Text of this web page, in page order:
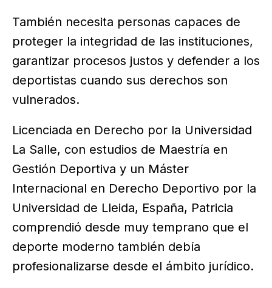
También necesita personas capaces de
proteger la integridad de las instituciones,
garantizar procesos justos y defender a los
deportistas cuando sus derechos son
vulnerados.
Licenciada en Derecho por la Universidad
La Salle, con estudios de Maestría en
Gestión Deportiva y un Máster
Internacional en Derecho Deportivo por la
Universidad de Lleida, España, Patricia
comprendió desde muy temprano que el
deporte moderno también debía
profesionalizarse desde el ámbito jurídico.